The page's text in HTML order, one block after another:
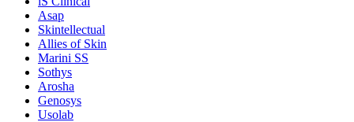
Asap
Skintellectual
Allies of Skin
Marini SS
Sothys
Arosha
Genosys
Usolab